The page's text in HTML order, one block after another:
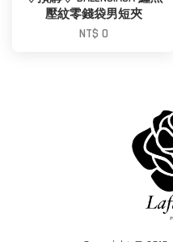
壓紋零錢袋男短夾
NT$ 0